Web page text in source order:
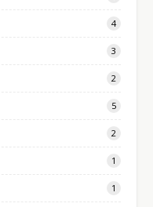
4
3
2
5
2
1
1